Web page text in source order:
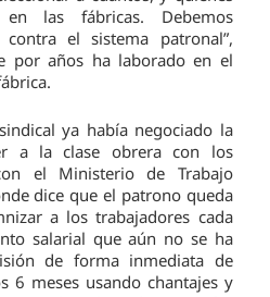
en las fábricas. Debemos
el sistema patronal”,
por años ha laborado en el
ya había negociado la
a la clase obrera con los
el Ministerio de Trabajo
dice que el patrono queda
a los trabajadores cada
salarial que aún no se ha
de forma inmediata de
6 meses usando chantajes y